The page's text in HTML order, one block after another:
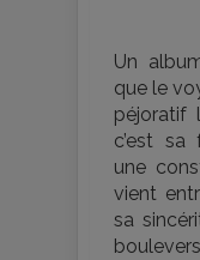
Un
que le
péjoratif
c’est
une
vient
sa